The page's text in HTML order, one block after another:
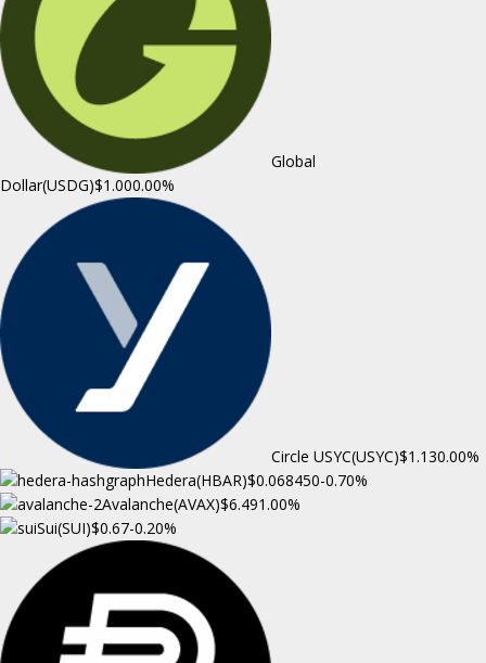
Global
Dollar(USDG)$1.000.00%
Circle USYC(USYC)$1.130.00%
Hedera(HBAR)$0.068450-0.70%
Avalanche(AVAX)$6.491.00%
Sui(SUI)$0.67-0.20%